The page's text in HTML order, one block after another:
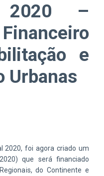
2020 –
e
Urbanas
2020, foi agora criado um
que será financiado
do Continente e